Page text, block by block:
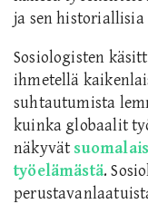
ja sen
Sosiologisten
ihmetellä
suhtautumista
kuinka globaalit
näkyvät
työelämästä.